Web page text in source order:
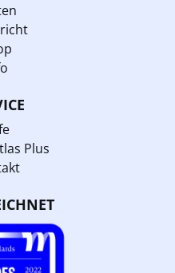
Plus